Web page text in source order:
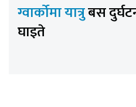
ग्वार्कोमा यात्रुबस
घाइते